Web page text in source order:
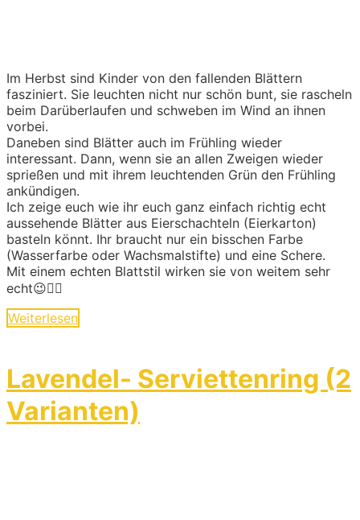
Im Herbst sind Kinder von den fallenden Blättern
fasziniert. Sie leuchten nicht nur schön bunt, sie rascheln
beim Darüberlaufen und schweben im Wind an ihnen
vorbei.
Daneben sind Blätter auch im Frühling wieder
interessant. Dann, wenn sie an allen Zweigen wieder
sprießen und mit ihrem leuchtenden Grün den Frühling
ankündigen.
Ich zeige euch wie ihr euch ganz einfach richtig echt
aussehende Blätter aus Eierschachteln (Eierkarton)
basteln könnt. Ihr braucht nur ein bisschen Farbe
(Wasserfarbe oder Wachsmalstifte) und eine Schere.
Mit einem echten Blattstil wirken sie von weitem sehr
echt😉👍🏼
Weiterlesen
Lavendel- Serviettenring (2
Varianten)